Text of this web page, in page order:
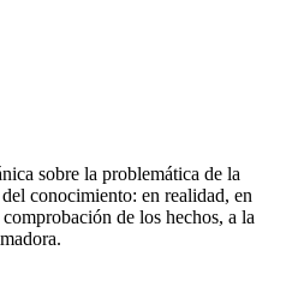
sobre la problemática de la
conocimiento: en realidad, en
de los hechos, a la